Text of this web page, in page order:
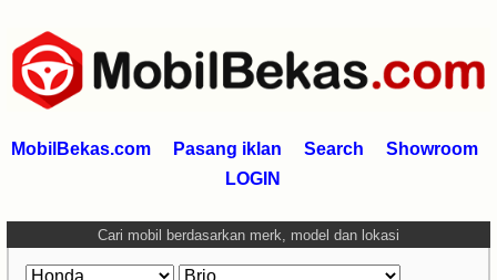
MobilBekas.com Pasang iklan Search
Showroom
LOGIN
Cari mobil berdasarkan merk, model dan lokasi